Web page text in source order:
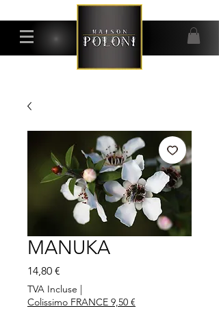
MANUKA
14,80 €
TVA Incluse |
Colissimo FRANCE 9,50 €